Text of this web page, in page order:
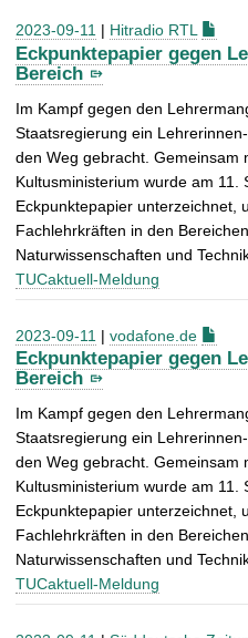
2023-09-11 | Hitradio RTL
Eckpunktepapier gegen
Bereich
Im Kampf gegen den
Staatsregierung ein
den Weg gebracht. Gemeinsam
Kultusministerium wurde am 11.
Eckpunktepapier unterzeichnet,
Fachlehrkräften in den
Naturwissenschaften und
TUCaktuell-Meldung
2023-09-11 | vodafone.de
Eckpunktepapier gegen
Bereich
Im Kampf gegen den
Staatsregierung ein
den Weg gebracht. Gemeinsam
Kultusministerium wurde am 11.
Eckpunktepapier unterzeichnet,
Fachlehrkräften in den
Naturwissenschaften und
TUCaktuell-Meldung